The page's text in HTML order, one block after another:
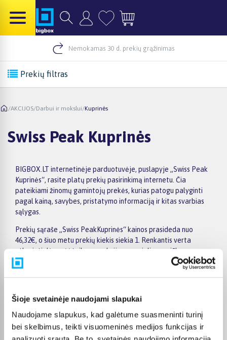
Šioje svetainėje naudojami slapukai
Naudojame slapukus, kad galėtume suasmeninti turinį
bei skelbimus, teikti visuomeninės medijos funkcijas ir
Nemokamas 30 d. prekių grąžinimas
Prekių filtras
/AKCIJOS/Darbui ir mokslui/Kuprinės
Swiss Peak Kuprinės
BIGBOX.LT internetinėje parduotuvėje, puslapyje „Swiss Peak
Kuprinės“, rasite platų prekių pasirinkimą internetu. Čia
pateikiami žinomų gamintojų prekės, kurias patogu palyginti
pagal kainą, savybes, pristatymo informaciją ir kitas svarbias
sąlygas.
Prekių sąraše „Swiss PeakKuprinės“ kainos prasideda nuo
46,32€, o šiuo metu prekių kiekis siekia 1. Renkantis verta
atkreipti dėmesį į taikomas akcijas, specialius pasiūlymus,
techninius parametrus bei papildomas pirkimo sąlygas, kad
būtų lengviau išsirinkti geriausiai jūsų poreikius atitinkantį
Papildomi pasirinkimai ir prekių savybių filtrai padeda patogiai
susiaurinti asortimentą ir greičiau rasti tinkamą prekę.
Peržiūrėkite „Swiss PeakKuprinės“ pasiūlymus BIGBOX.LT,
palyginkite prekes ir pirkite internetu patogiai. Pasirinktą